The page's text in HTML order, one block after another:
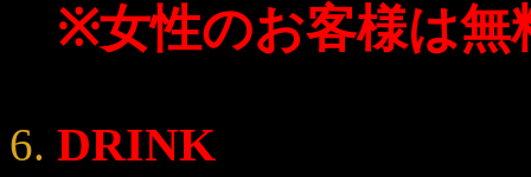
※女性のお客様は無
DRINK